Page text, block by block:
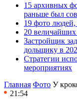
15 архивных
раньше был
19 фото
20
Застройщик
дольщику в
Стратегии
мероприятиях
Главная Фото У
21:54